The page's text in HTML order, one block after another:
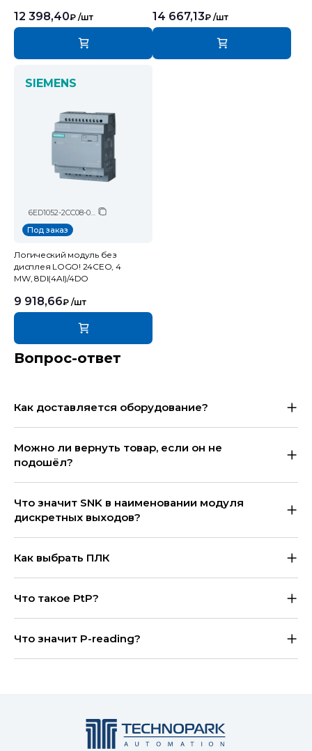
12 398,40₽ /шт 14 667,13₽ /шт
SIEMENS
6ED1052-2CC08-0BA2
Под заказ
Логический модуль без
дисплея LOGO! 24CEO, 4
MW, 8DI(4AI)/4DO
9 918,66₽ /шт
Вопрос-ответ
Как доставляется оборудование?
Можно ли вернуть товар, если он не
подошёл?
Что значит SNK в наименовании модуля
дискретных выходов?
Как выбрать ПЛК
Что такое PtP?
Что значит P-reading?